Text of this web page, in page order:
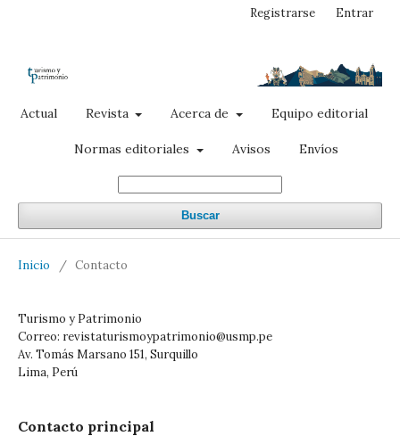
Actual Revista Acerca de Equipo editorial
Normas editoriales Avisos Envíos
Buscar
Registrarse Entrar
Inicio / Contacto
Turismo y Patrimonio
Correo: revistaturismoypatrimonio@usmp.pe
Av. Tomás Marsano 151, Surquillo
Lima, Perú
Contacto principal